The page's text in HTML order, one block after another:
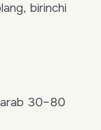
birinchi
30–80